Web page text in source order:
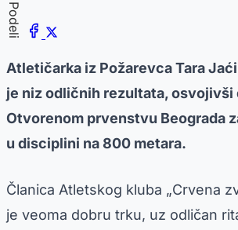
Podeli
Atletičarka iz Požarevca Tara
je niz odličnih rezultata, osvojivši
Otvorenom prvenstvu Beograda
u disciplini na 800 metara.
Članica Atletskog kluba „Crvena
je veoma dobru trku, uz odličan